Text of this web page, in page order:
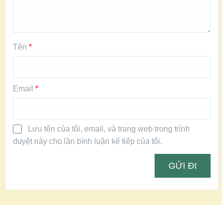
Tên *
Email *
Lưu tên của tôi, email, và trang web trong trình
duyệt này cho lần bình luận kế tiếp của tôi.